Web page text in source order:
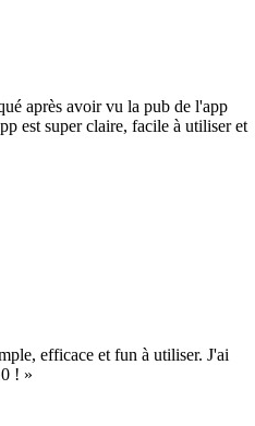
après avoir vu la pub de l'app
est super claire, facile à utiliser et
efficace et fun à utiliser. J'ai
! »